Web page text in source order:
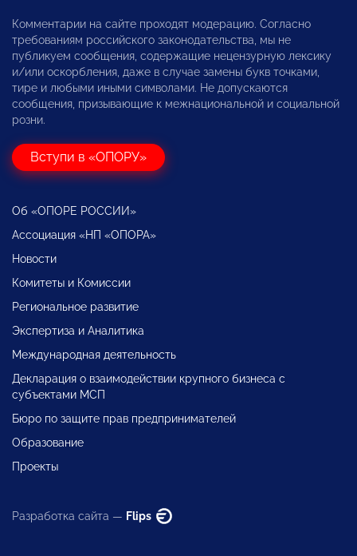
Комментарии на сайте проходят модерацию. Согласно
требованиям российского законодательства, мы не
публикуем сообщения, содержащие нецензурную лексику
и/или оскорбления, даже в случае замены букв точками,
тире и любыми иными символами. Не допускаются
сообщения, призывающие к межнациональной и социальной
розни.
Вступи в «ОПОРУ»
Об «ОПОРЕ РОССИИ»
Ассоциация «НП «ОПОРА»
Новости
Комитеты и Комиссии
Региональное развитие
Экспертиза и Аналитика
Международная деятельность
Декларация о взаимодействии крупного бизнеса с
субъектами МСП
Бюро по защите прав предпринимателей
Образование
Проекты
Разработка сайта — Flips